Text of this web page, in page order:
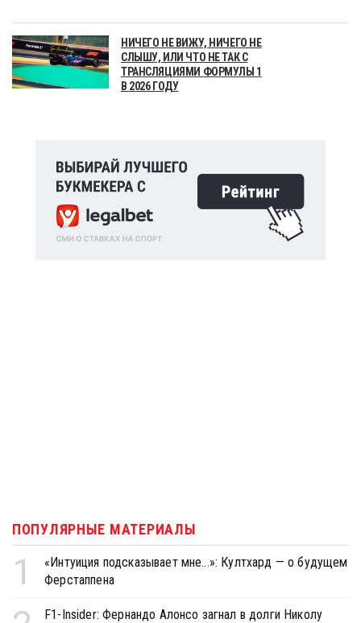
НИЧЕГО НЕ ВИЖУ, НИЧЕГО НЕ
СЛЫШУ, ИЛИ ЧТО НЕ ТАК С
ТРАНСЛЯЦИЯМИ ФОРМУЛЫ 1
В 2026 ГОДУ
ПОПУЛЯРНЫЕ МАТЕРИАЛЫ
1
«Интуиция подсказывает мне...»: Култхард — о будущем
Ферстаппена
F1-Insider: Фернандо Алонсо загнал в долги Николу